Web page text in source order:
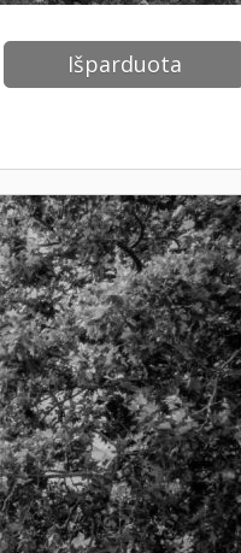
Išparduota